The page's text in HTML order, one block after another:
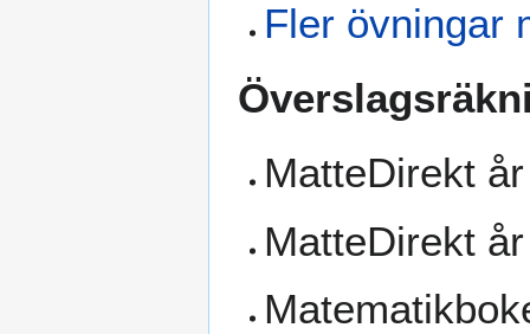
Fler övningar
MatteDirekt
MatteDirekt